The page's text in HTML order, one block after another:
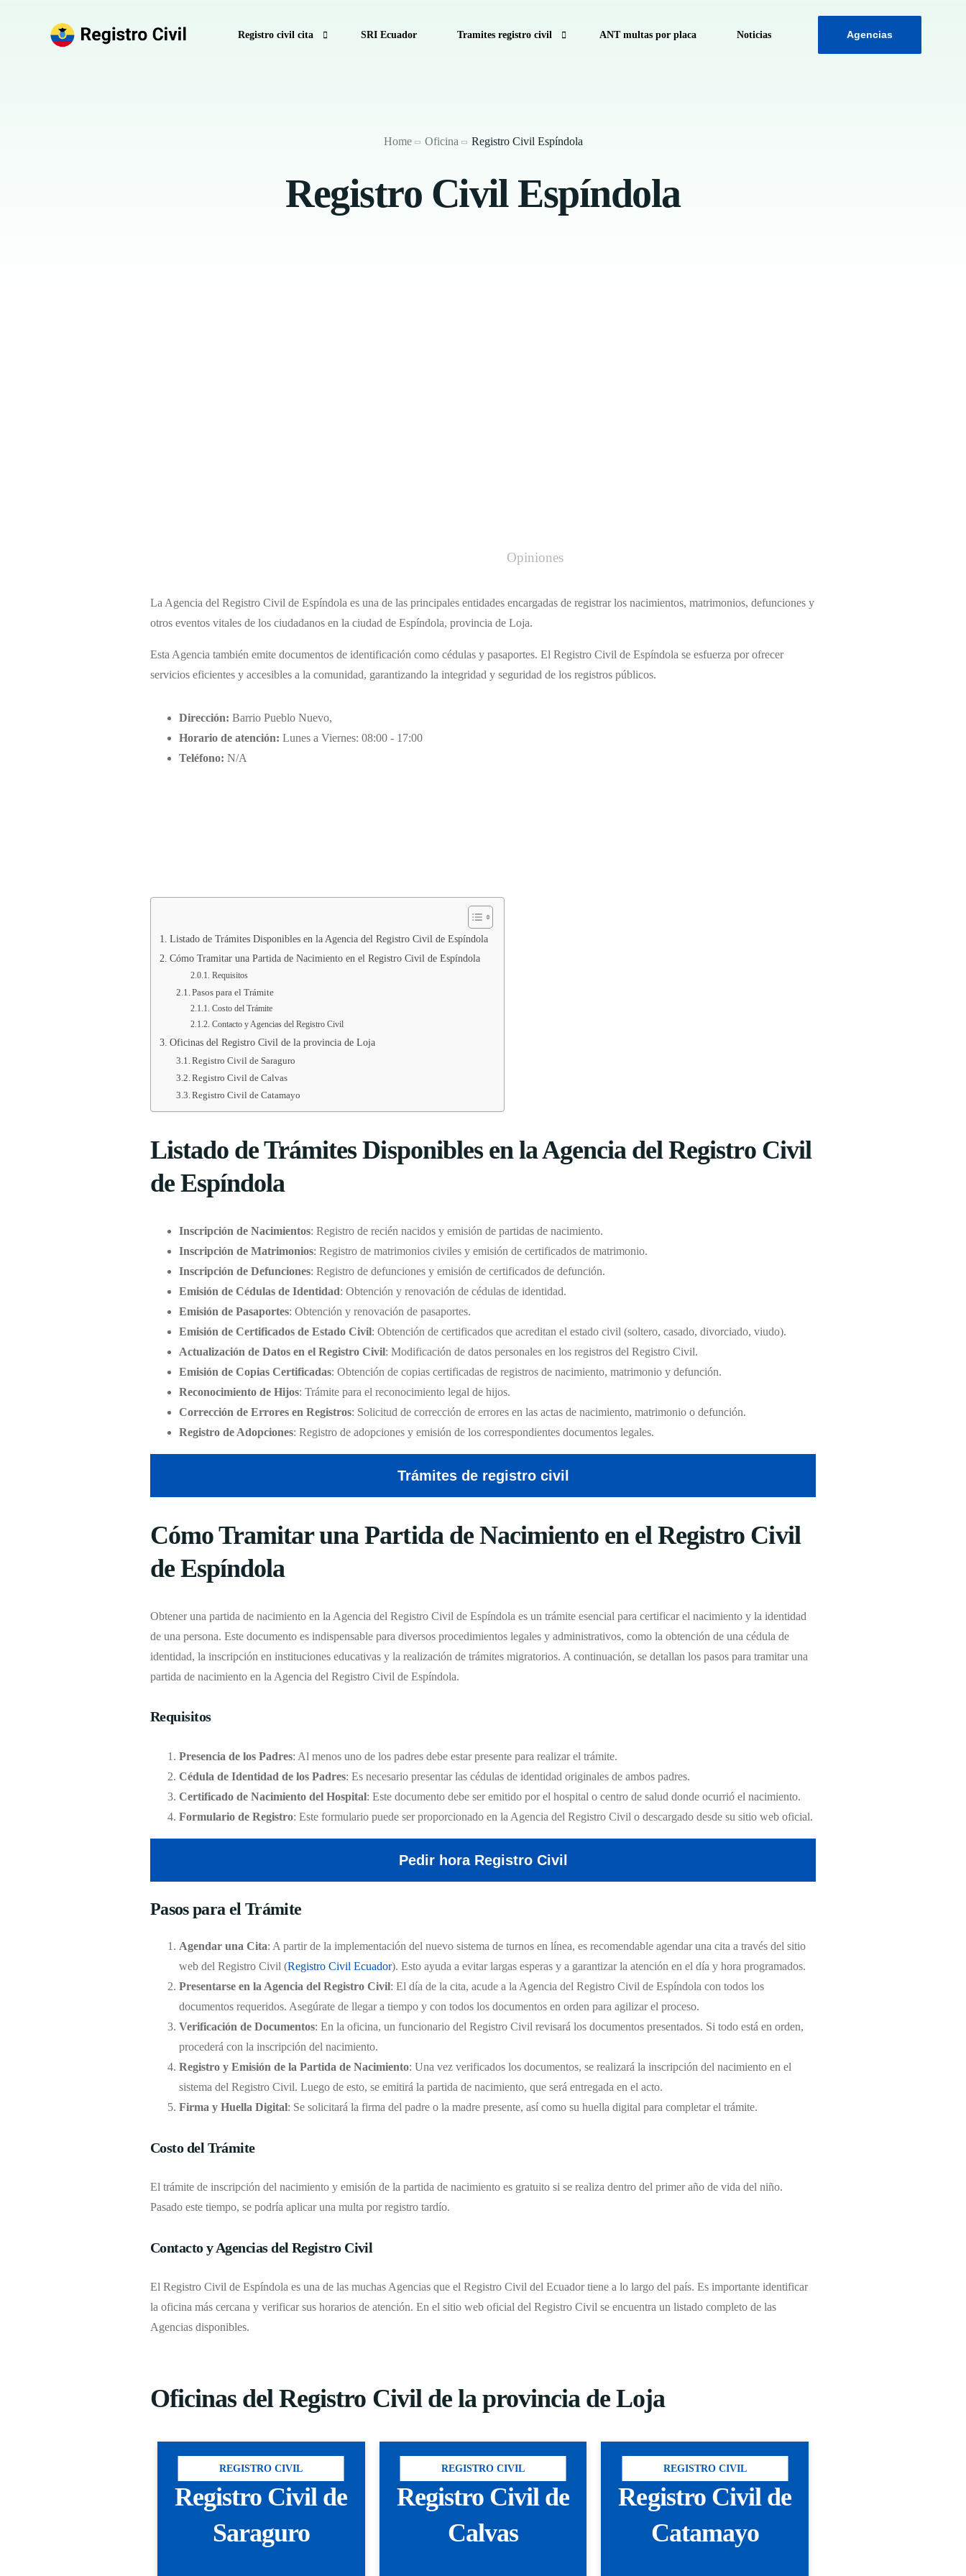
Registro civil cita SRI Ecuador Tramites registro civil
Como calcular decimo tercer sueldo
Anular turno RTV
ANT multas por placa Noticias Agencias
Home Oficina Registro Civil Espíndola
Registro Civil Espíndola
Opiniones
La Agencia del Registro Civil de Espíndola es una de las principales entidades encargadas de registrar los nacimientos, matrimonios, defunciones y
otros eventos vitales de los ciudadanos en la ciudad de Espíndola, provincia de Loja.
Esta Agencia también emite documentos de identificación como cédulas y pasaportes. El Registro Civil de Espíndola se esfuerza por ofrecer
servicios eficientes y accesibles a la comunidad, garantizando la integridad y seguridad de los registros públicos.
Dirección: Barrio Pueblo Nuevo,
Horario de atención: Lunes a Viernes: 08:00 - 17:00
Teléfono: N/A
Listado de Trámites Disponibles en la Agencia del Registro Civil de Espíndola
Cómo Tramitar una Partida de Nacimiento en el Registro Civil de Espíndola
Requisitos
Pasos para el Trámite
Costo del Trámite
Contacto y Agencias del Registro Civil
Oficinas del Registro Civil de la provincia de Loja
Registro Civil de Saraguro
Registro Civil de Calvas
Registro Civil de Catamayo
Listado de Trámites Disponibles en la Agencia del Registro Civil
de Espíndola
Inscripción de Nacimientos: Registro de recién nacidos y emisión de partidas de nacimiento.
Inscripción de Matrimonios: Registro de matrimonios civiles y emisión de certificados de matrimonio.
Inscripción de Defunciones: Registro de defunciones y emisión de certificados de defunción.
Emisión de Cédulas de Identidad: Obtención y renovación de cédulas de identidad.
Emisión de Pasaportes: Obtención y renovación de pasaportes.
Emisión de Certificados de Estado Civil: Obtención de certificados que acreditan el estado civil (soltero, casado, divorciado, viudo).
Actualización de Datos en el Registro Civil: Modificación de datos personales en los registros del Registro Civil.
Emisión de Copias Certificadas: Obtención de copias certificadas de registros de nacimiento, matrimonio y defunción.
Reconocimiento de Hijos: Trámite para el reconocimiento legal de hijos.
Corrección de Errores en Registros: Solicitud de corrección de errores en las actas de nacimiento, matrimonio o defunción.
Registro de Adopciones: Registro de adopciones y emisión de los correspondientes documentos legales.
Trámites de registro civil
Cómo Tramitar una Partida de Nacimiento en el Registro Civil
de Espíndola
Obtener una partida de nacimiento en la Agencia del Registro Civil de Espíndola es un trámite esencial para certificar el nacimiento y la identidad
de una persona. Este documento es indispensable para diversos procedimientos legales y administrativos, como la obtención de una cédula de
identidad, la inscripción en instituciones educativas y la realización de trámites migratorios. A continuación, se detallan los pasos para tramitar una
partida de nacimiento en la Agencia del Registro Civil de Espíndola.
Requisitos
Presencia de los Padres: Al menos uno de los padres debe estar presente para realizar el trámite.
Cédula de Identidad de los Padres: Es necesario presentar las cédulas de identidad originales de ambos padres.
Certificado de Nacimiento del Hospital: Este documento debe ser emitido por el hospital o centro de salud donde ocurrió el nacimiento.
Formulario de Registro: Este formulario puede ser proporcionado en la Agencia del Registro Civil o descargado desde su sitio web oficial.
Pedir hora Registro Civil
Pasos para el Trámite
Agendar una Cita: A partir de la implementación del nuevo sistema de turnos en línea, es recomendable agendar una cita a través del sitio
web del Registro Civil (Registro Civil Ecuador). Esto ayuda a evitar largas esperas y a garantizar la atención en el día y hora programados.
Presentarse en la Agencia del Registro Civil: El día de la cita, acude a la Agencia del Registro Civil de Espíndola con todos los
documentos requeridos. Asegúrate de llegar a tiempo y con todos los documentos en orden para agilizar el proceso.
Verificación de Documentos: En la oficina, un funcionario del Registro Civil revisará los documentos presentados. Si todo está en orden,
procederá con la inscripción del nacimiento.
Registro y Emisión de la Partida de Nacimiento: Una vez verificados los documentos, se realizará la inscripción del nacimiento en el
sistema del Registro Civil. Luego de esto, se emitirá la partida de nacimiento, que será entregada en el acto.
Firma y Huella Digital: Se solicitará la firma del padre o la madre presente, así como su huella digital para completar el trámite.
Costo del Trámite
El trámite de inscripción del nacimiento y emisión de la partida de nacimiento es gratuito si se realiza dentro del primer año de vida del niño.
Pasado este tiempo, se podría aplicar una multa por registro tardío.
Contacto y Agencias del Registro Civil
El Registro Civil de Espíndola es una de las muchas Agencias que el Registro Civil del Ecuador tiene a lo largo del país. Es importante identificar
la oficina más cercana y verificar sus horarios de atención. En el sitio web oficial del Registro Civil se encuentra un listado completo de las
Agencias disponibles.
Oficinas del Registro Civil de la provincia de Loja
REGISTRO CIVIL
Registro Civil de
Saraguro
REGISTRO CIVIL
Registro Civil de
Calvas
REGISTRO CIVIL
Registro Civil de
Catamayo